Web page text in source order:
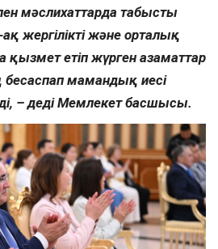
мәслихаттарда табысты
жергілікті және орталық
қызмет етіп жүрген азаматтар
бесаспап мамандық иесі
– деді Мемлекет басшысы.